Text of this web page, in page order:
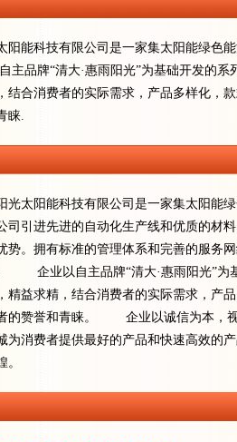
阳能科技有限公司是一家集太阳能绿色
主品牌“清大·惠雨阳光”为基础开发的
结合消费者的实际需求，产品多样化，
睐.
太阳能科技有限公司是一家集太阳能绿
司引进先进的自动化生产线和优质的材
势。拥有标准的管理体系和完善的服务
企业以自主品牌“清大·惠雨阳光”为
精益求精，结合消费者的实际需求，产
的赞誉和青睐。 企业以诚信为本，视
为消费者提供最好的产品和快速高效的
。